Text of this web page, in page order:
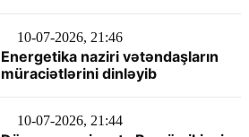
10-07-2026, 21:46
Energetika naziri vətəndaşların
müraciətlərini dinləyib
10-07-2026, 21:44